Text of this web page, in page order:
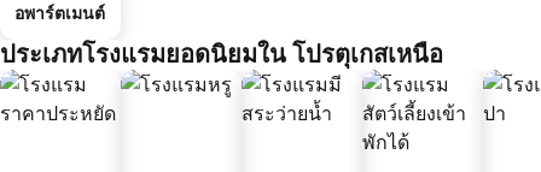
อพาร์ตเมนต์
ประเภทโรงแรมยอดนิยมใน โปรตุเกสเหนือ